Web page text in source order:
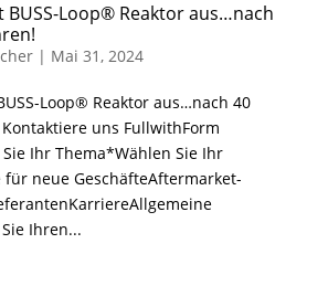
BUSS-Loop® Reaktor aus…nach
| Mai 31, 2024
Loop® Reaktor aus…nach 40
uns FullwithForm
Ihr Thema*Wählen Sie Ihr
neue GeschäfteAftermarket-
Ihren...